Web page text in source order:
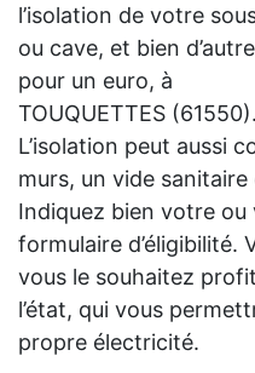
l’isolation de votre
ou cave, et bien
pour un euro, à
TOUQUETTES (61550).
L’isolation peut aussi
murs, un vide
Indiquez bien votre ou
formulaire d’éligibilité.
vous le souhaitez
l’état, qui vous
propre électricité.